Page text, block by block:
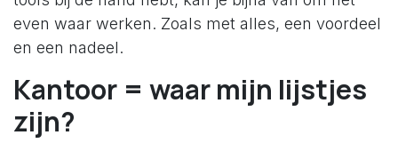
even waar werken. Zoals met alles, een voordeel
en een nadeel.
Kantoor = waar mijn lijstjes
zijn?